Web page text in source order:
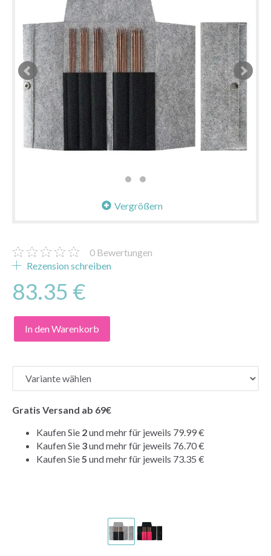
Vergrößern
0 Bewertungen
Rezension schreiben
83.35 €
In den Warenkorb
Gratis Versand ab 69€
Kaufen Sie 2und mehr für jeweils 79.99 €
Kaufen Sie 3und mehr für jeweils 76.70 €
Kaufen Sie 5 und mehr für jeweils 73.35 €